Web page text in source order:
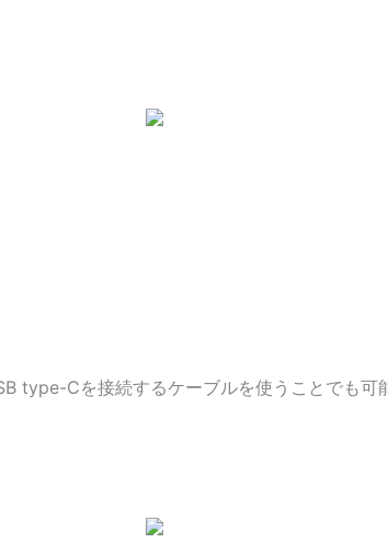
type-Cを接続するケーブルを使うことでも